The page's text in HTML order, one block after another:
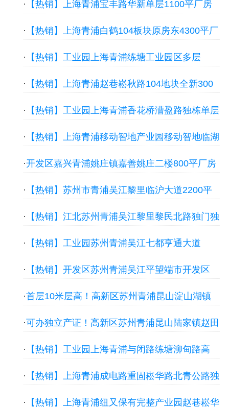
· 【热销】上海青浦宝丰路华新单层1100平厂房
· 【热销】上海青浦白鹤104板块原房东4300平厂
· 【热销】工业园上海青浦练塘工业园区多层
· 【热销】上海青浦赵巷崧秋路104地块全新300
· 【热销】工业园上海青浦香花桥漕盈路独栋单层
· 【热销】上海青浦移动智地产业园移动智地临湖
一体
·开发区嘉兴青浦姚庄镇嘉善姚庄二楼800平厂房
· 【热销】苏州市青浦吴江黎里临沪大道2200平
· 【热销】江北苏州青浦吴江黎里黎民北路独门独
· 【热销】工业园苏州青浦吴江七都亨通大道
· 【热销】开发区苏州青浦吴江平望端市开发区
·首层10米层高！高新区苏州青浦昆山淀山湖镇
·可办独立产证！高新区苏州青浦昆山陆家镇赵田
· 【热销】工业园上海青浦与闭路练塘泖甸路高
· 【热销】上海青浦成电路重固崧华路北青公路独
· 【热销】上海青浦纽又保有完整产业园赵巷崧华